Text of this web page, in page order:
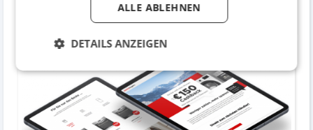
Druckwerke / Poster
ALLE ABLEHNEN
DETAILS ANZEIGEN